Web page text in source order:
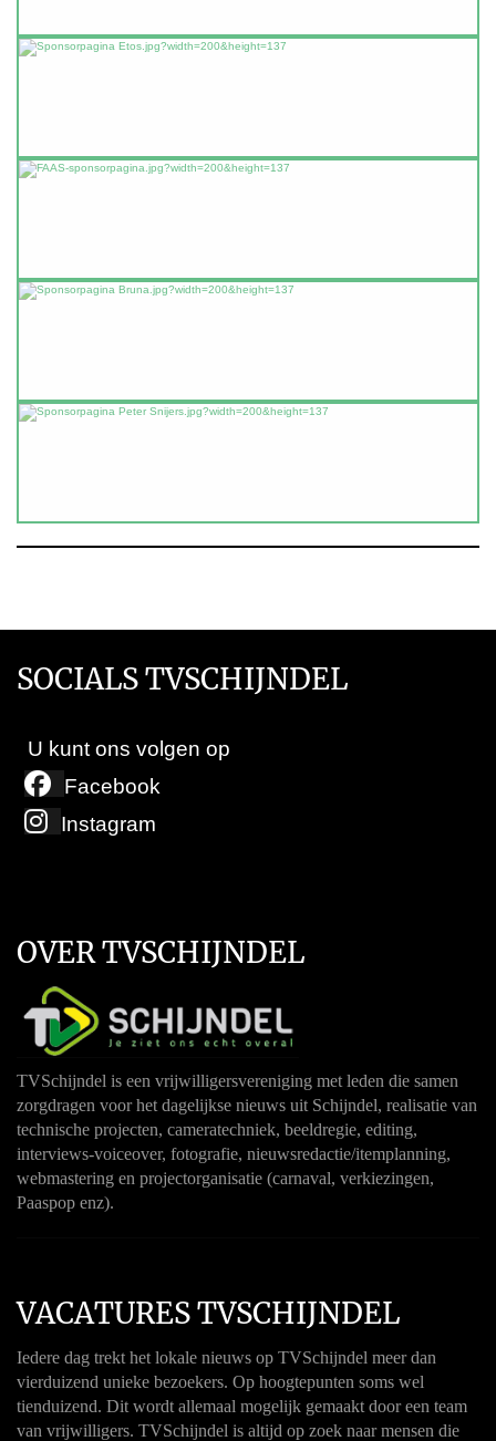
SOCIALS TVSCHIJNDEL
U kunt ons volgen op
Facebook
Instagram
OVER TVSCHIJNDEL
TVSchijndel is een vrijwilligersvereniging met leden die samen
zorgdragen voor het dagelijkse nieuws uit Schijndel, realisatie van
technische projecten, cameratechniek, beeldregie, editing,
interviews-voiceover, fotografie, nieuwsredactie/itemplanning,
webmastering en projectorganisatie (carnaval, verkiezingen,
Paaspop enz).
VACATURES TVSCHIJNDEL
Iedere dag trekt het lokale nieuws op TVSchijndel meer dan
vierduizend unieke bezoekers. Op hoogtepunten soms wel
tienduizend. Dit wordt allemaal mogelijk gemaakt door een team
van vrijwilligers. TVSchijndel is altijd op zoek naar mensen die